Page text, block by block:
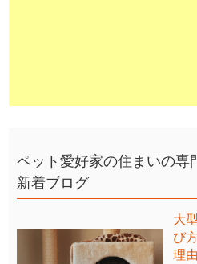
ペット愛好家の住まいの専
新着ブログ
大
び
理